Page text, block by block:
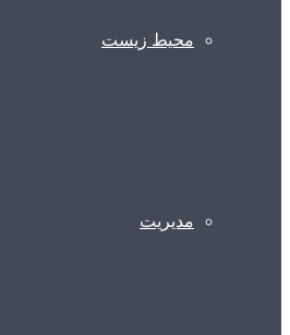
محیط زیست
مدیریت